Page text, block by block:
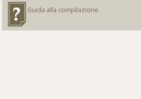
Guida alla compilazione